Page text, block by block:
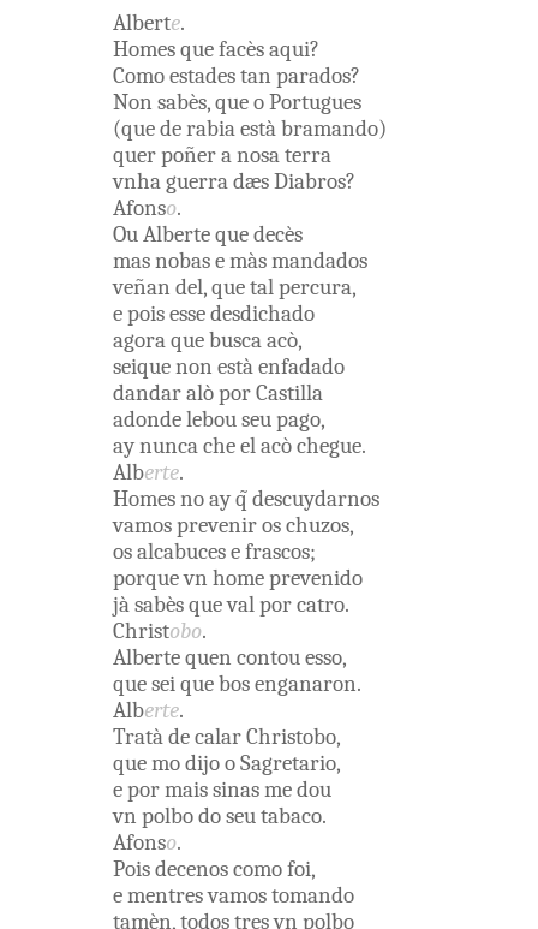
Alberte.
Homesquefacèsaqui?
Comoestadestan parados?
Non sabès,queoPortugues
(quederabiaestàbramando)
querpoñeranosaterra
vnhaguerradæsDiabros?
Afonso.
OuAlbertequedecès
masnobasemàsmandados
veñan del,quetalpercura,
epoisessedesdichado
agoraquebuscaacò,
seiquenon estàenfadado
dandaralòporCastilla
adondelebouseupago,
aynuncacheelacòchegue.
Alberte.
Homesno ayq̃descuydarnos
vamospreveniroschuzos,
osalcabucesefrascos;
porquevn homeprevenido
jàsabèsquevalporcatro.
Christobo.
Albertequen contouesso,
quesei quebosenganaron.
Alberte.
TratàdecalarChristobo,
quemodijooSagretario,
epormaissinasmedou
vn polbodoseutabaco.
Afonso.
Poisdecenoscomofoi,
ementresvamostomando
tamèn,todostresvn polbo